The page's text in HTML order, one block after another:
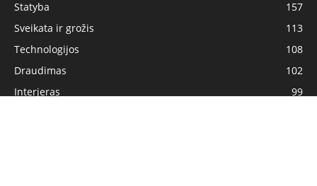
Statyba
157
Sveikata ir grožis
113
Technologijos
108
Draudimas
102
Interjeras
99